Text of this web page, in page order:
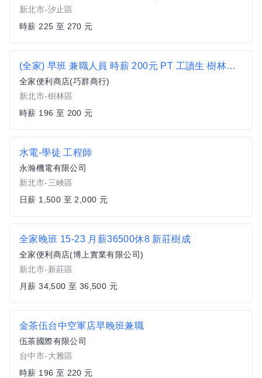
新北市-汐止區
時薪 225 至 270 元
(全家) 早班 兼職人員 時薪 200元 PT 工讀生 樹林區 便利商店 超商 非 7-11 迴龍捷運站 中正路 三俊街
全家便利商店(巧群商行)
新北市-樹林區
時薪 196 至 200 元
水電-學徒 工程師
永瀚機電有限公司
新北市-三峽區
日薪 1,500 至 2,000 元
全家晚班 15-23 月薪36500休8 新莊樹成
全家便利商店(博上實業有限公司)
新北市-新莊區
月薪 34,500 至 36,500 元
金茶伍台中空軍店早晚班兼職
伍茶國際有限公司
台中市-大雅區
時薪 196 至 220 元